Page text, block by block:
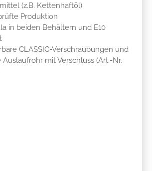
(z.B. Kettenhaftöl)
Produktion
in beiden Behältern und E10
CLASSIC-Verschraubungen und
Auslaufrohr mit Verschluss (Art.-Nr.